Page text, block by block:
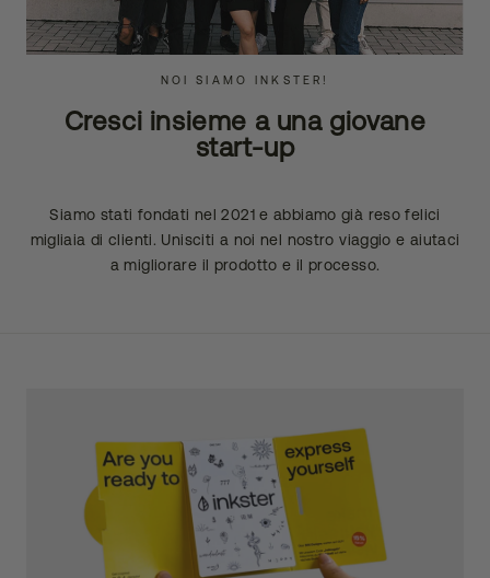
NOI SIAMO INKSTER!
Cresci insieme a una giovane
start-up
Siamo stati fondati nel 2021 e abbiamo già reso felici
migliaia di clienti. Unisciti a noi nel nostro viaggio e aiutaci
a migliorare il prodotto e il processo.